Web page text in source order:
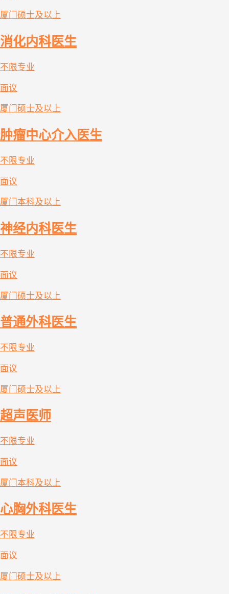
厦门硕士及以上
消化内科医生
不限专业
面议
厦门硕士及以上
肿瘤中心介入医生
不限专业
面议
厦门本科及以上
神经内科医生
不限专业
面议
厦门硕士及以上
普通外科医生
不限专业
面议
厦门硕士及以上
超声医师
不限专业
面议
厦门本科及以上
心胸外科医生
不限专业
面议
厦门硕士及以上